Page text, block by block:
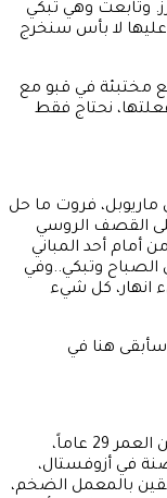
وتابعت وهي تبكي
عليها لا بأس سنخرج
مختبئة في قبو مع
نحتاج فقط
التي لا تزال في ماريوبل، فروت ما حل
على القصف الروسي
أمام أحد المباني
وتبكي..وفي
انهار، كل شيء
هنا في
في حين ذكّرت كسينيا تشيبيشيفا البالغة من العمر 29 عاماً،
في أزوفستال،
بالمعمل الضخم،